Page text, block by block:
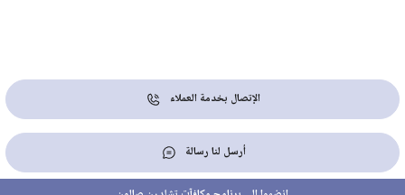
الإتصال بخدمة العملاء
أرسل لنا رسالة